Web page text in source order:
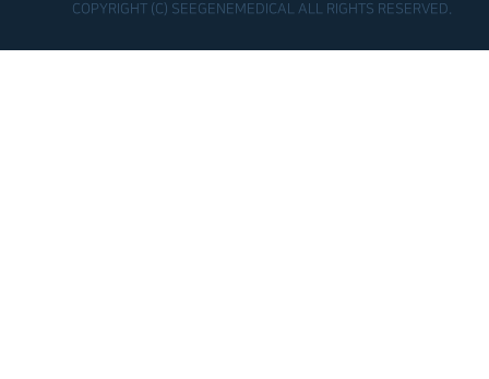
COPYRIGHT (C) SEEGENEMEDICAL ALL RIGHTS RESERVED.